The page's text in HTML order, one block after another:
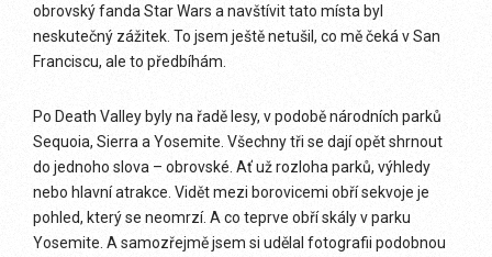
obrovský fanda Star Wars a navštívit tato místa byl
neskutečný zážitek. To jsem ještě netušil, co mě čeká v San
Franciscu, ale to předbíhám.
Po Death Valley byly na řadě lesy, v podobě národních parků
Sequoia, Sierra a Yosemite. Všechny tři se dají opět shrnout
do jednoho slova – obrovské. Ať už rozloha parků, výhledy
nebo hlavní atrakce. Vidět mezi borovicemi obří sekvoje je
pohled, který se neomrzí. A co teprve obří skály v parku
Yosemite. A samozřejmě jsem si udělal fotografii podobnou